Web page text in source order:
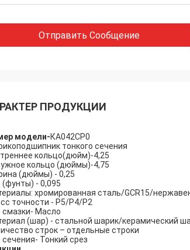
Холли.
Отправить Сообщение
ПРОДУКЦИИ
модели-КА042CP0
тонкого сечения
кольцо(дюйм)-4,25
кольцо (дюймы)-4,75
(дюймы) - 0,25
(фунты) - 0,095
хромированная сталь/GCR15/
точности - P5/P4/P2
смазки- Масло
(шар) - стальной шарик/керамический
строк – отдельные строки
сечения- Тонкий срез